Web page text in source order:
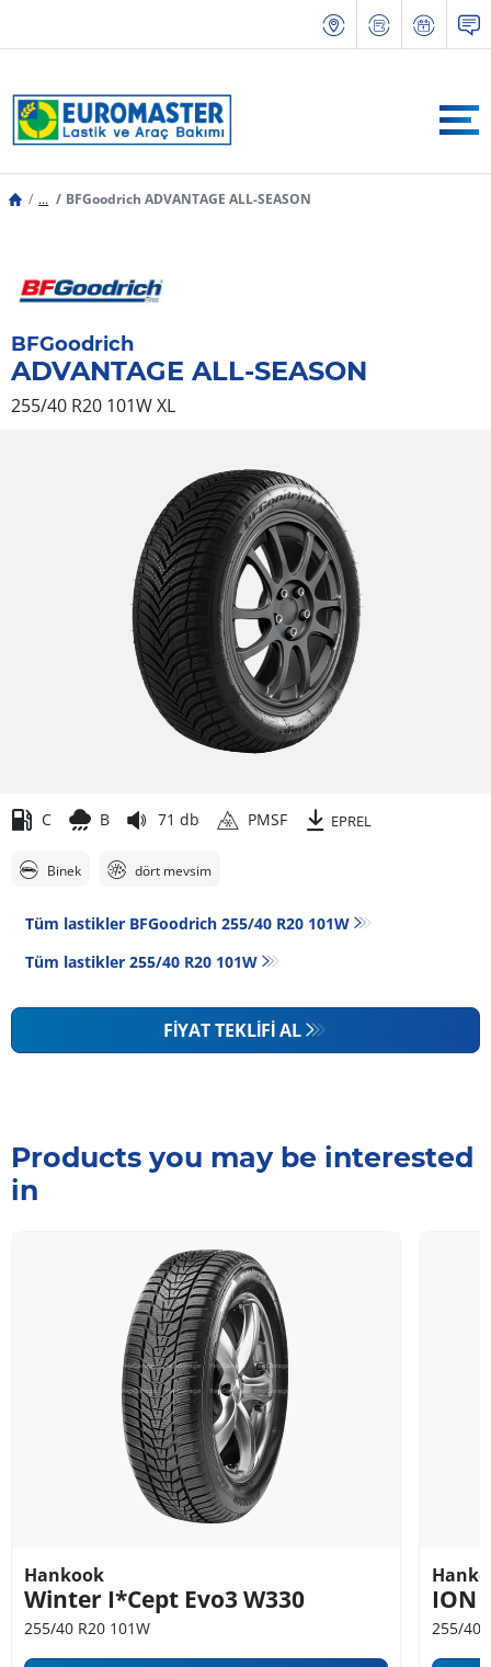
... BFGoodrich ADVANTAGE ALL-SEASON
BFGoodrich
ADVANTAGE ALL-SEASON
255/40 R20 101WXL
C B 71 db PMSF EPREL
Binek dört mevsim
Tüm lastikler BFGoodrich 255/40 R20 101W
Tüm lastikler‎ 255/40 R20 101W
FIYAT TEKLIFI AL
Products you may be interested
in
Hankook
Winter I*Cept Evo3 W330
255/40 R20 101W
ION
255/40